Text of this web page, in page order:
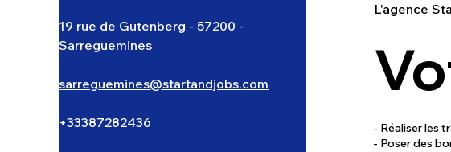
L'agence
- Réaliser les
- Poser des
19 rue de Gutenberg - 57200 -
Sarreguemines
sarreguemines@startandjobs.com
+33387282436